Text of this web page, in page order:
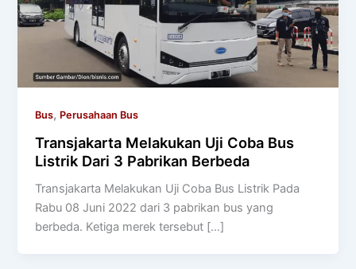
Bus, Perusahaan Bus
Transjakarta Melakukan Uji Coba Bus
Listrik Dari 3 Pabrikan Berbeda
Transjakarta Melakukan Uji Coba Bus Listrik Pada
Rabu 08 Juni 2022 dari 3 pabrikan bus yang
berbeda. Ketiga merek tersebut […]